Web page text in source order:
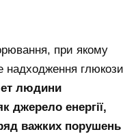
при якому
глюкози
людини
джерело енергії,
важких порушень